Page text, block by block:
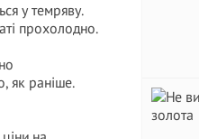
у темряву.
прохолодно.
як раніше.